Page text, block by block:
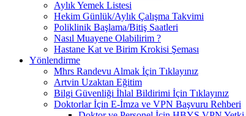
Aylık Yemek Listesi
Hekim Günlük/Aylık Çalışma Takvimi
Poliklinik Başlama/Bitiş Saatleri
Nasıl Muayene Olabilirim ?
Hastane Kat ve Birim Krokisi Şeması
Yönlendirme
Mhrs Randevu Almak İçin Tıklayınız
Artvin Uzaktan Eğitim
Bilgi Güvenliği İhlal Bildirimi İçin Tıklayınız
Doktorlar İçin E-İmza ve VPN Başvuru Rehberi